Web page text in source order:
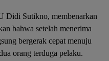
Didi Sutikno, membenarkan
bahwa setelah menerima
bergerak cepat menuju
orang terduga pelaku.